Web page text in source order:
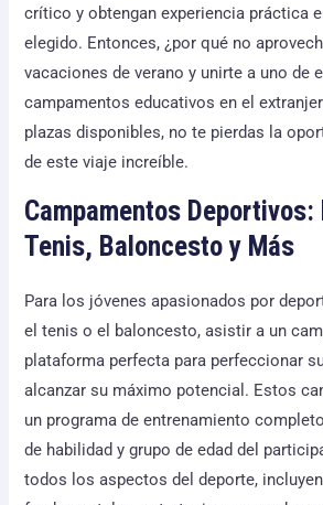
crítico y obtengan experiencia práctica
elegido. Entonces, ¿por qué no
vacaciones de verano y unirte a uno de
campamentos educativos en el
plazas disponibles, no te pierdas la
de este viaje increíble.
Campamentos Deportivos:
Tenis, Baloncesto y Más
Para los jóvenes apasionados por
el tenis o el baloncesto, asistir a un
plataforma perfecta para perfeccionar
alcanzar su máximo potencial. Estos
un programa de entrenamiento
de habilidad y grupo de edad del
todos los aspectos del deporte,